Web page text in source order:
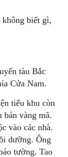
biết gì,
tàu Bắc
Cửa Nam.
tiểu khu còn
vàng mã.
vào các nhà.
dưỡng. Ông
tường. Tao